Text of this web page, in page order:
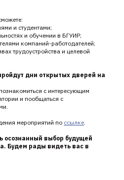
и студентами;
и обучении в БГУИР;
компаний-работодателей;
трудоустройства и целевой
дни открытых дверей на
с интересующим
и пообщаться с
мероприятий по ссылке
осознанный выбор будущей
Будем рады видеть вас в